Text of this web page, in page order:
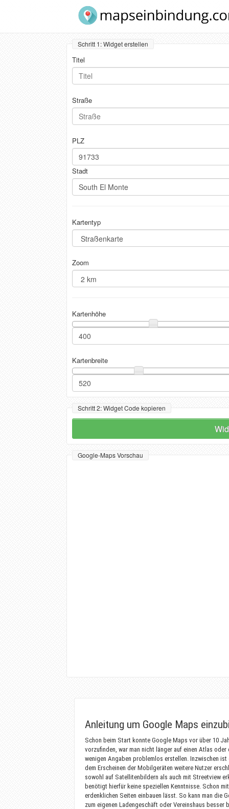
Schritt 1: Widget erstellen
Titel
Straße
PLZ
Stadt
Kartentyp
Zoom
Kartenhöhe
Kartenbreite
Schritt 2: Widget Code kopieren
Google-Maps Vorschau
Anleitung um Google Maps
Schon beim Start konnte Google Maps vor über 10
vorzufinden, war man nicht länger auf einen Atlas
wenigen Angaben problemlos erstellen. Inzwischen
dem Erscheinen der Mobilgeräten weitere Nutzer
sowohl auf Satellitenbildern als auch mit Streetview
benötigt hierfür keine speziellen Kenntnisse. Schon
erdenklichen Seiten einbauen lässt. So kann man die
zum eigenen Ladengeschäft oder Vereinshaus